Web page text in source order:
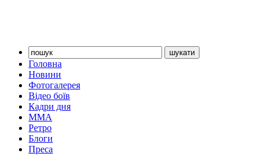
Головна
Новини
Фотогалерея
Відео боїв
Кадри дня
ММА
Ретро
Блоги
Преса